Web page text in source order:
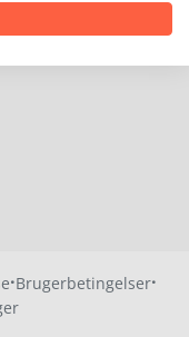
·Brugerbetingelser·